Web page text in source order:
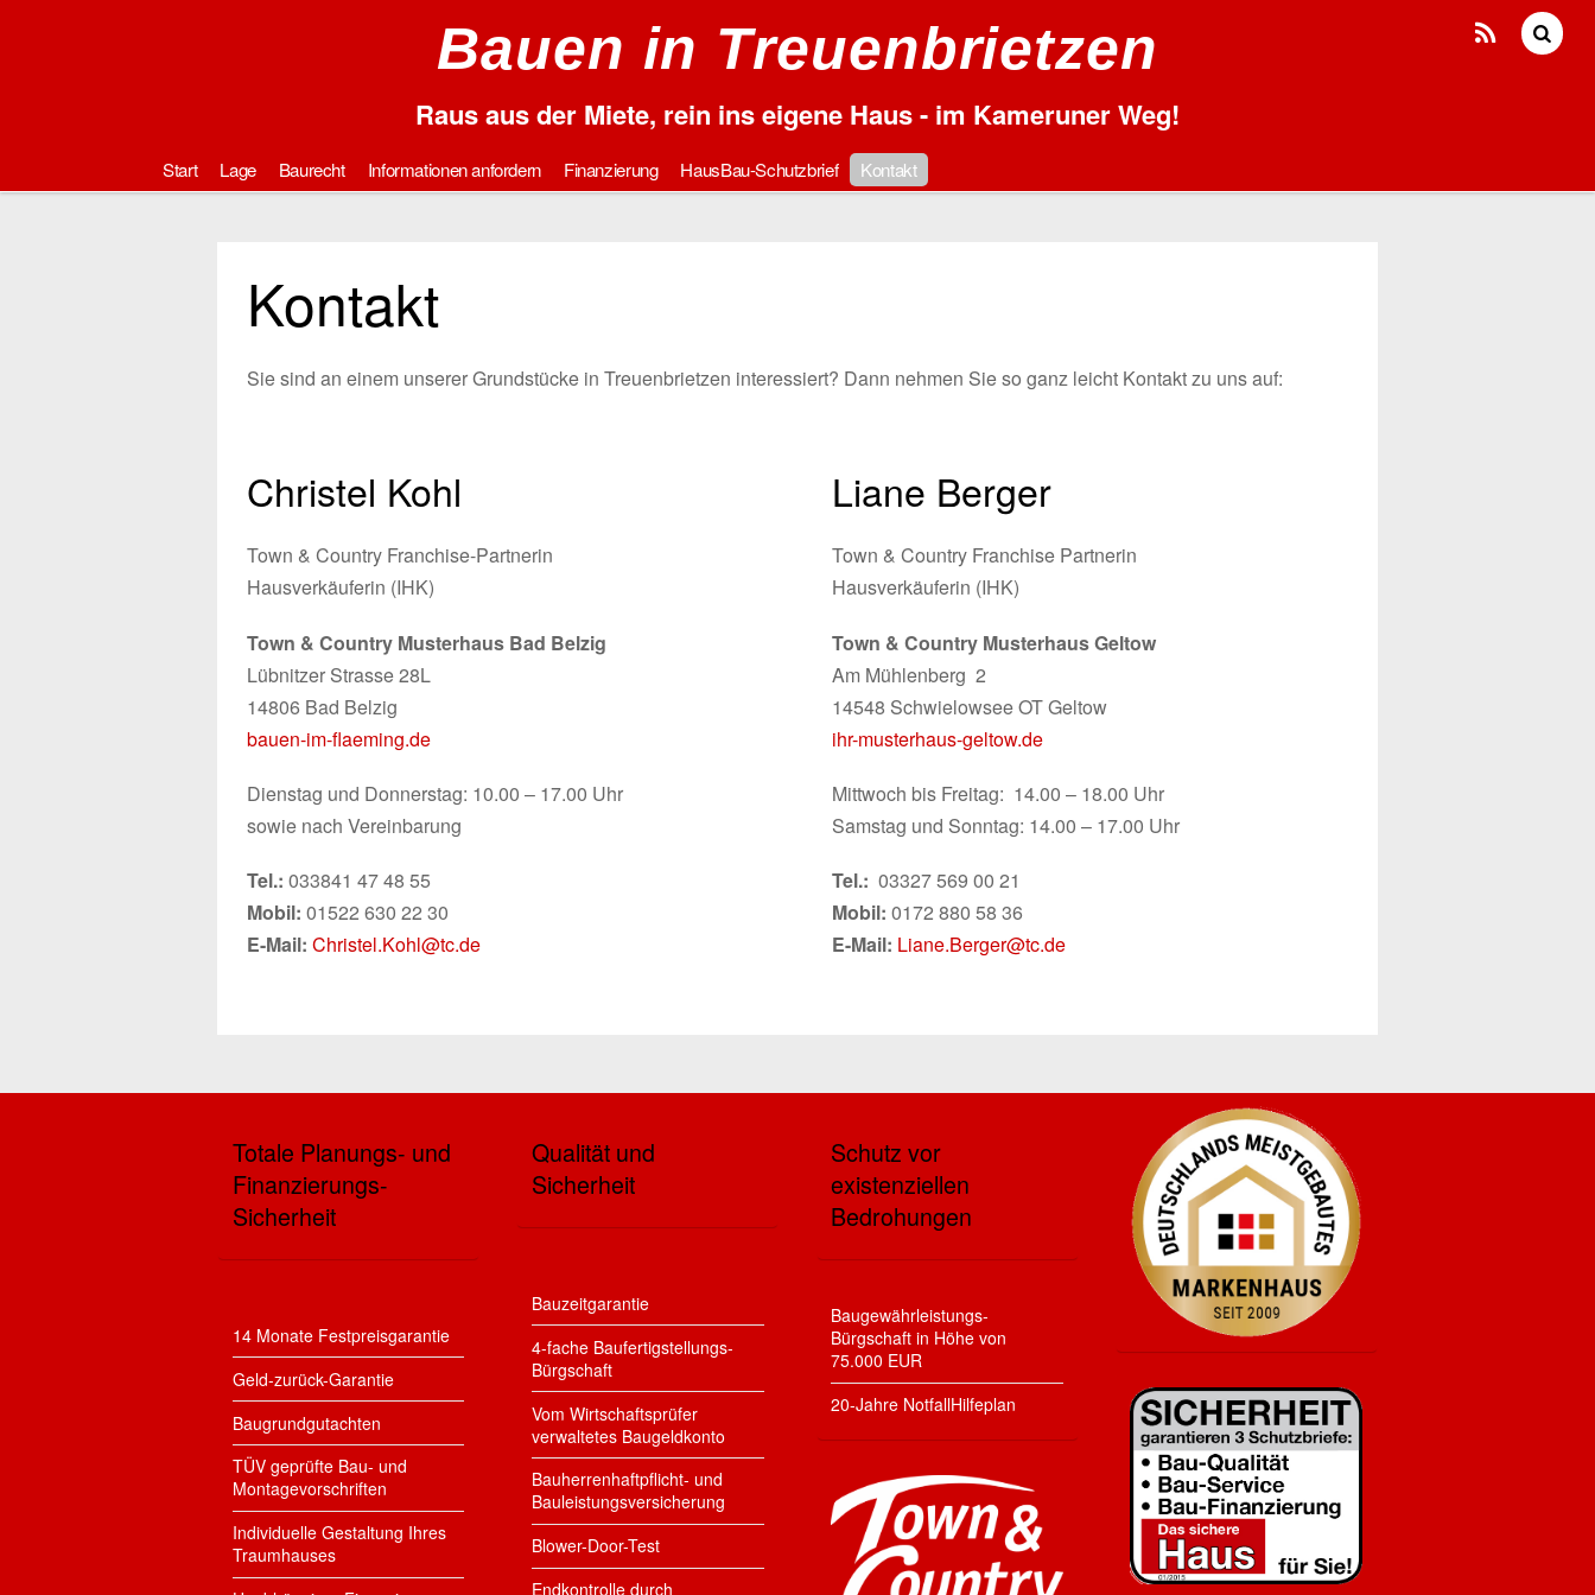
Bauen in Treuenbrietzen
Raus aus der Miete, rein ins eigene Haus - im Kameruner Weg!
Start Lage Baurecht Informationen anfordern Finanzierung HausBau-Schutzbrief Kontakt
Kontakt
Sie sind an einem unserer Grundstücke in Treuenbrietzen interessiert? Dann nehmen Sie so ganz leicht Kontakt zu uns auf:
Christel Kohl
Town & Country Franchise-Partnerin
Hausverkäuferin (IHK)
Town & Country Musterhaus Bad Belzig
Lübnitzer Strasse 28L
14806 Bad Belzig
bauen-im-flaeming.de
Dienstag und Donnerstag: 10.00 – 17.00 Uhr
sowie nach Vereinbarung
Tel.: 033841 47 48 55
Mobil: 01522 630 22 30
E-Mail: Christel.Kohl@tc.de
Liane Berger
Town & Country Franchise Partnerin
Hausverkäuferin (IHK)
Town & Country Musterhaus Geltow
Am Mühlenberg 2
14548 Schwielowsee OT Geltow
ihr-musterhaus-geltow.de
Mittwoch bis Freitag: 14.00 – 18.00 Uhr
Samstag und Sonntag: 14.00 – 17.00 Uhr
Tel.:03327 569 00 21
Mobil:0172 880 58 36
E-Mail: Liane.Berger@tc.de
Totale Planungs- und
Finanzierungs-
Sicherheit
14 Monate Festpreisgarantie
Geld-zurück-Garantie
Baugrundgutachten
TÜV geprüfte Bau- und
Montagevorschriften
Individuelle Gestaltung Ihres
Traumhauses
Qualität und
Sicherheit
Bauzeitgarantie
4-fache Baufertigstellungs-
Bürgschaft
Vom Wirtschaftsprüfer
verwaltetes Baugeldkonto
Bauherrenhaftpflicht- und
Bauleistungsversicherung
Blower-Door-Test
Endkontrolle durch
Schutz vor
existenziellen
Bedrohungen
Baugewährleistungs-
Bürgschaft in Höhe von
75.000 EUR
20-Jahre NotfallHilfeplan